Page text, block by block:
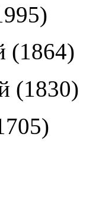
(1864)
(1830)